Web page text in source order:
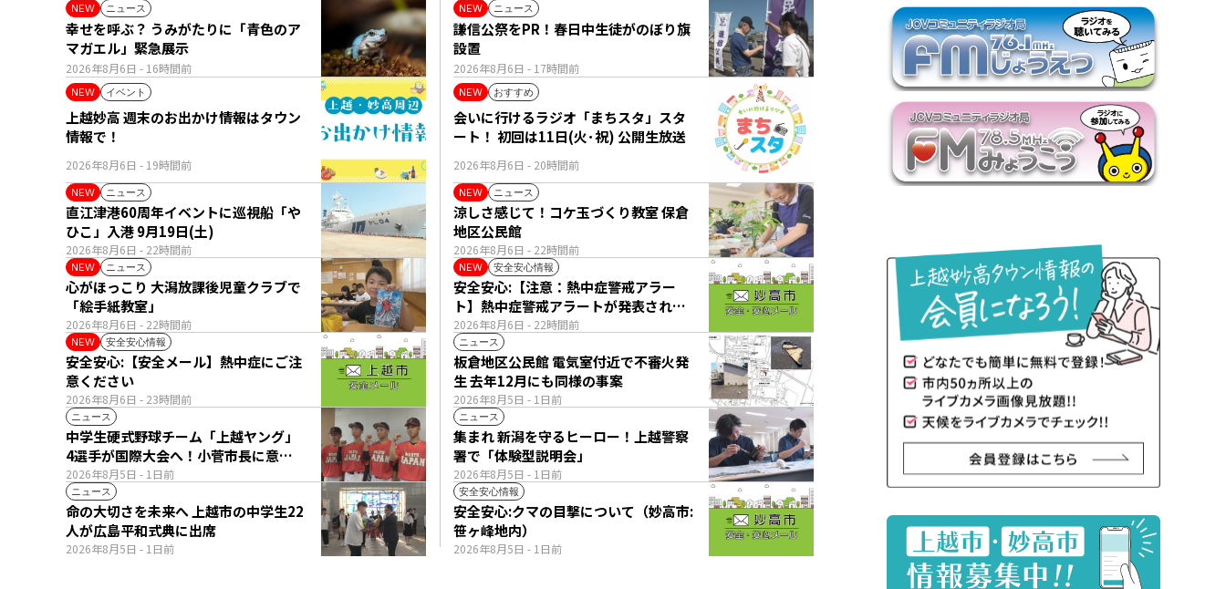
NEW ニュース
2026年8月6日 - 16時間前
幸せを呼ぶ？ うみがたりに「青色のア
マガエル」緊急展示
NEW ニュース
2026年8月6日 - 17時間前
謙信公祭をPR！春日中生徒がのぼり旗
設置
NEW イベント
2026年8月6日 - 19時間前
上越妙高 週末のお出かけ情報はタウン
情報で！
NEW おすすめ
2026年8月6日 - 20時間前
会いに行けるラジオ「まちスタ」スタ
ート！ 初回は11日(火･祝) 公開生放送
NEW ニュース
2026年8月6日 - 22時間前
直江津港60周年イベントに巡視船「や
ひこ」入港 9月19日(土)
NEW ニュース
2026年8月6日 - 22時間前
涼しさ感じて！コケ玉づくり教室 保倉
地区公民館
NEW ニュース
2026年8月6日 - 22時間前
心がほっこり 大潟放課後児童クラブで
「絵手紙教室」
NEW 安全安心情報
2026年8月6日 - 22時間前
安全安心:【注意：熱中症警戒アラー
ト】熱中症警戒アラートが発表されて
います。
NEW 安全安心情報
2026年8月6日 - 23時間前
安全安心:【安全メール】熱中症にご注
意ください
ニュース
2026年8月5日 - 1日前
板倉地区公民館 電気室付近で不審火発
生 去年12月にも同様の事案
ニュース
2026年8月5日 - 1日前
中学生硬式野球チーム「上越ヤング」
4選手が国際大会へ！小菅市長に意気
込み語る
ニュース
2026年8月5日 - 1日前
集まれ 新潟を守るヒーロー！上越警察
署で「体験型説明会」
ニュース
2026年8月5日 - 1日前
命の大切さを未来へ 上越市の中学生22
人が広島平和式典に出席
安全安心情報
2026年8月5日 - 1日前
安全安心:クマの目撃について（妙高市:
笹ヶ峰地内）